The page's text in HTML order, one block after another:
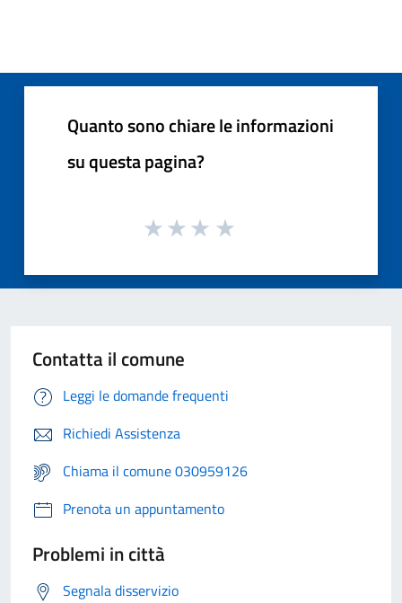
Quanto sono chiare le informazioni
su questa pagina?
Contatta il comune
Leggi le domande frequenti
Richiedi Assistenza
Chiama il comune 030959126
Prenota un appuntamento
Problemi in città
Segnala disservizio